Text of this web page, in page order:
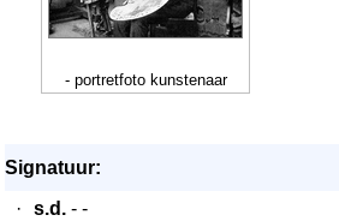
- portretfoto kunstenaar
Signatuur:
·
s.d. - -